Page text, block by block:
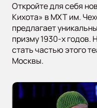
Откройте для себя
Кихота» в МХТ им.
предлагает
призму 1930-х годов.
стать частью этого
Москвы.